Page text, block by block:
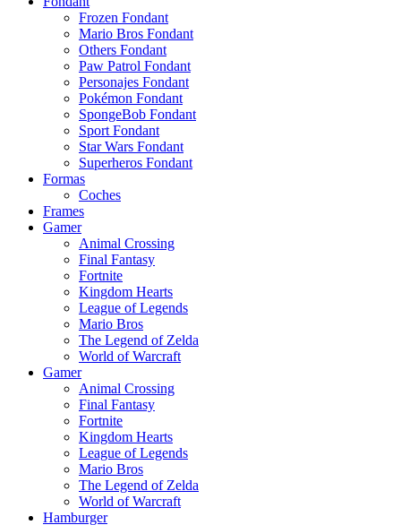
Frozen Fondant
Mario Bros Fondant
Others Fondant
Paw Patrol Fondant
Personajes Fondant
Pokémon Fondant
SpongeBob Fondant
Sport Fondant
Star Wars Fondant
Superheros Fondant
Formas
Coches
Frames
Gamer
Animal Crossing
Final Fantasy
Fortnite
Kingdom Hearts
League of Legends
Mario Bros
The Legend of Zelda
World of Warcraft
Gamer
Animal Crossing
Final Fantasy
Fortnite
Kingdom Hearts
League of Legends
Mario Bros
The Legend of Zelda
World of Warcraft
Hamburger